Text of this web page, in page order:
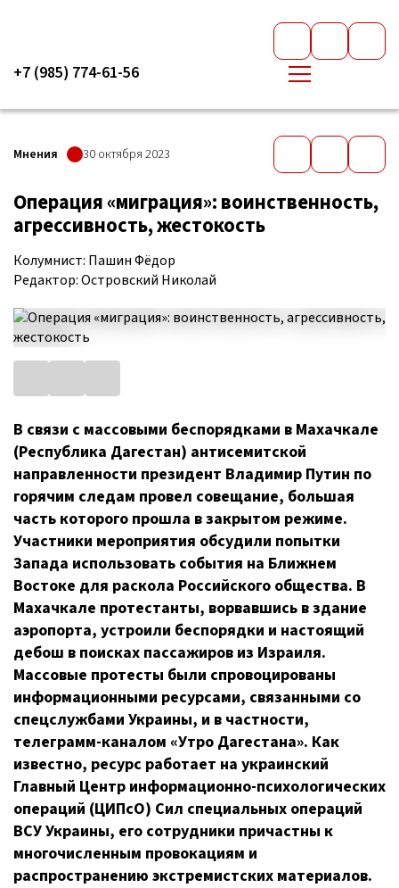
+7 (985) 774-61-56
Мнения 30 октября 2023
Операция «миграция»: воинственность,
агрессивность, жестокость
Колумнист: Пашин Фёдор
Редактор: Островский Николай
В связи с массовыми беспорядками в Махачкале
(Республика Дагестан) антисемитской
направленности президент Владимир Путин по
горячим следам провел совещание, большая
часть которого прошла в закрытом режиме.
Участники мероприятия обсудили попытки
Запада использовать события на Ближнем
Востоке для раскола Российского общества. В
Махачкале протестанты, ворвавшись в здание
аэропорта, устроили беспорядки и настоящий
дебош в поисках пассажиров из Израиля.
Массовые протесты были спровоцированы
информационными ресурсами, связанными со
спецслужбами Украины, и в частности,
телеграмм-каналом «Утро Дагестана». Как
известно, ресурс работает на украинский
Главный Центр информационно-психологических
операций (ЦИПсО) Сил специальных операций
ВСУ Украины, его сотрудники причастны к
многочисленным провокациям и
распространению экстремистских материалов.